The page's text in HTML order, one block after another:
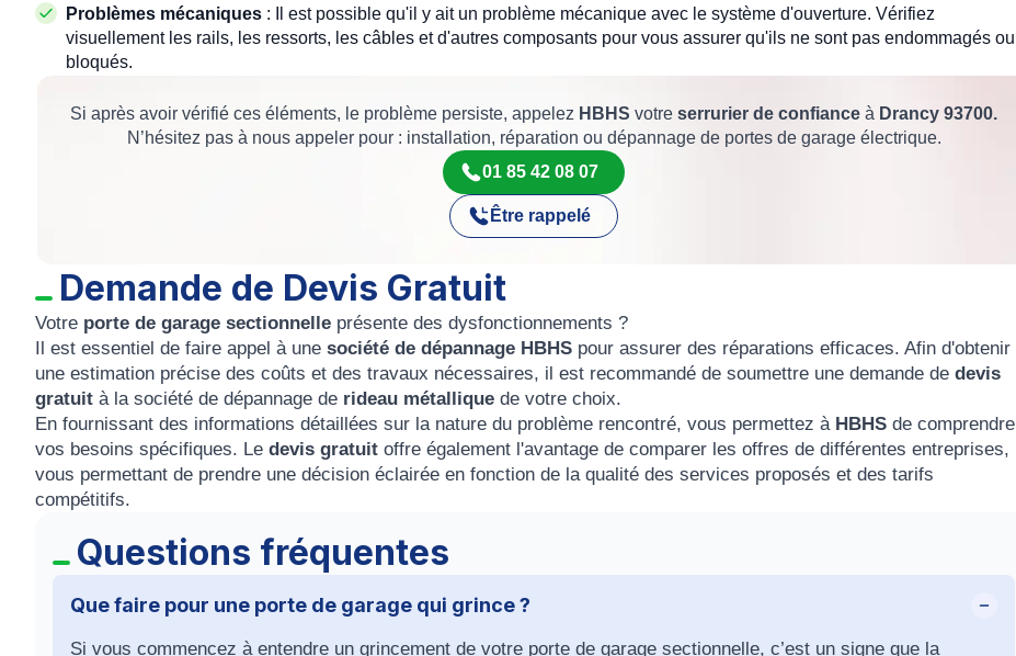
Problèmes mécaniques : Il est possible qu'il y ait un problème mécanique avec le système d'ouverture. Vérifiez
visuellement les rails, les ressorts, les câbles et d'autres composants pour vous assurer qu'ils ne sont pas endommagés ou
bloqués.
Si après avoir vérifié ces éléments, le problème persiste, appelez HBHS votre serrurier de confiance à Drancy 93700.
N’hésitez pas à nous appeler pour : installation, réparation ou dépannage de portes de garage électrique.
01 85 42 08 07
Être rappelé
Demande de Devis Gratuit
Votre porte de garage sectionnelle présente des dysfonctionnements ?
Il est essentiel de faire appel à une société de dépannage HBHS pour assurer des réparations efficaces. Afin d'obtenir
une estimation précise des coûts et des travaux nécessaires, il est recommandé de soumettre une demande de devis
gratuit à la société de dépannage de rideau métallique de votre choix.
En fournissant des informations détaillées sur la nature du problème rencontré, vous permettez à HBHS de comprendre
vos besoins spécifiques. Le devis gratuit offre également l'avantage de comparer les offres de différentes entreprises,
vous permettant de prendre une décision éclairée en fonction de la qualité des services proposés et des tarifs
compétitifs.
Questions fréquentes
Que faire pour une porte de garage qui grince ?
Si vous commencez à entendre un grincement de votre porte de garage sectionnelle, c’est un signe que la